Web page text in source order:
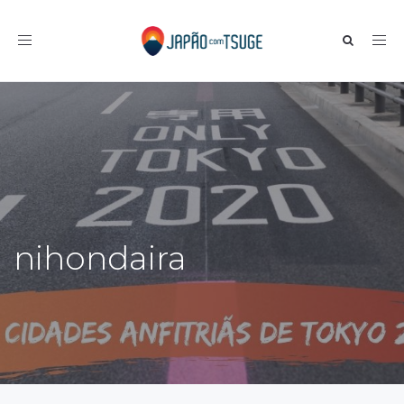
Toggle navigation
nihondaira